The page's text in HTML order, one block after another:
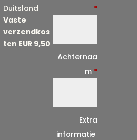
Duitsland
Vaste
verzendkos
ten EUR 9,50
*
Achternaa
m *
Extra
informatie